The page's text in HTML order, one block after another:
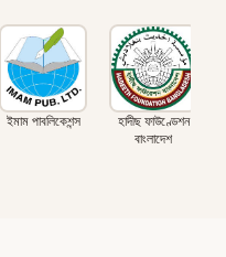
ইমাম পাবলিকেশন্স
হাদীছ ফাউণ্ডেশন
বাংলাদেশ